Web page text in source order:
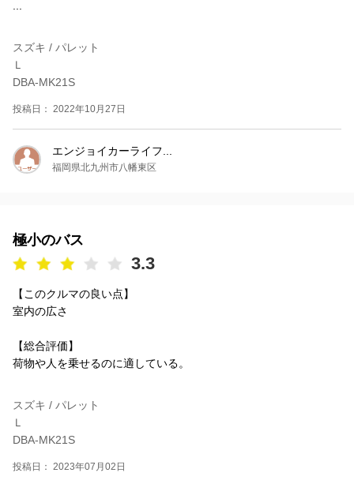
スズキ / パレット
Ｌ
DBA-MK21S
投稿日： 2022年10月27日
エンジョイカーライフ...
福岡県北九州市八幡東区
極小のバス
3.3
【このクルマの良い点】
室内の広さ
【総合評価】
荷物や人を乗せるのに適している。
スズキ / パレット
Ｌ
DBA-MK21S
投稿日： 2023年07月02日